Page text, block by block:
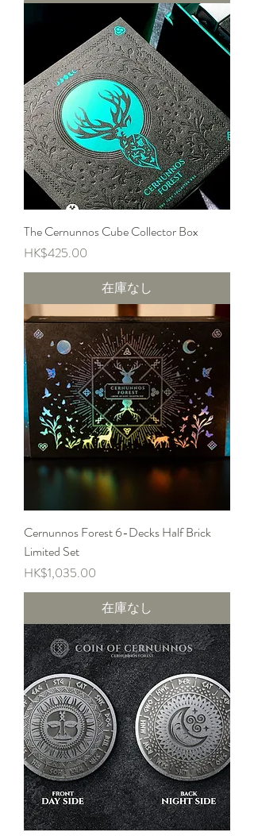
The Cernunnos Cube Collector Box
価格
HK$425.00
在庫なし
Cernunnos Forest 6-Decks Half Brick
Limited Set
価格
HK$1,035.00
在庫なし